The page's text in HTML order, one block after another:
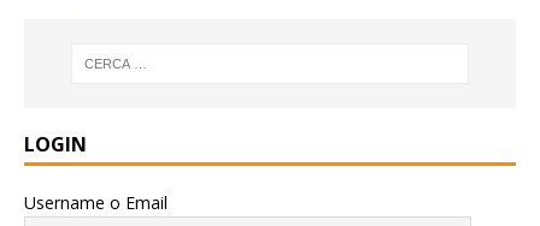
LOGIN
Username o Email